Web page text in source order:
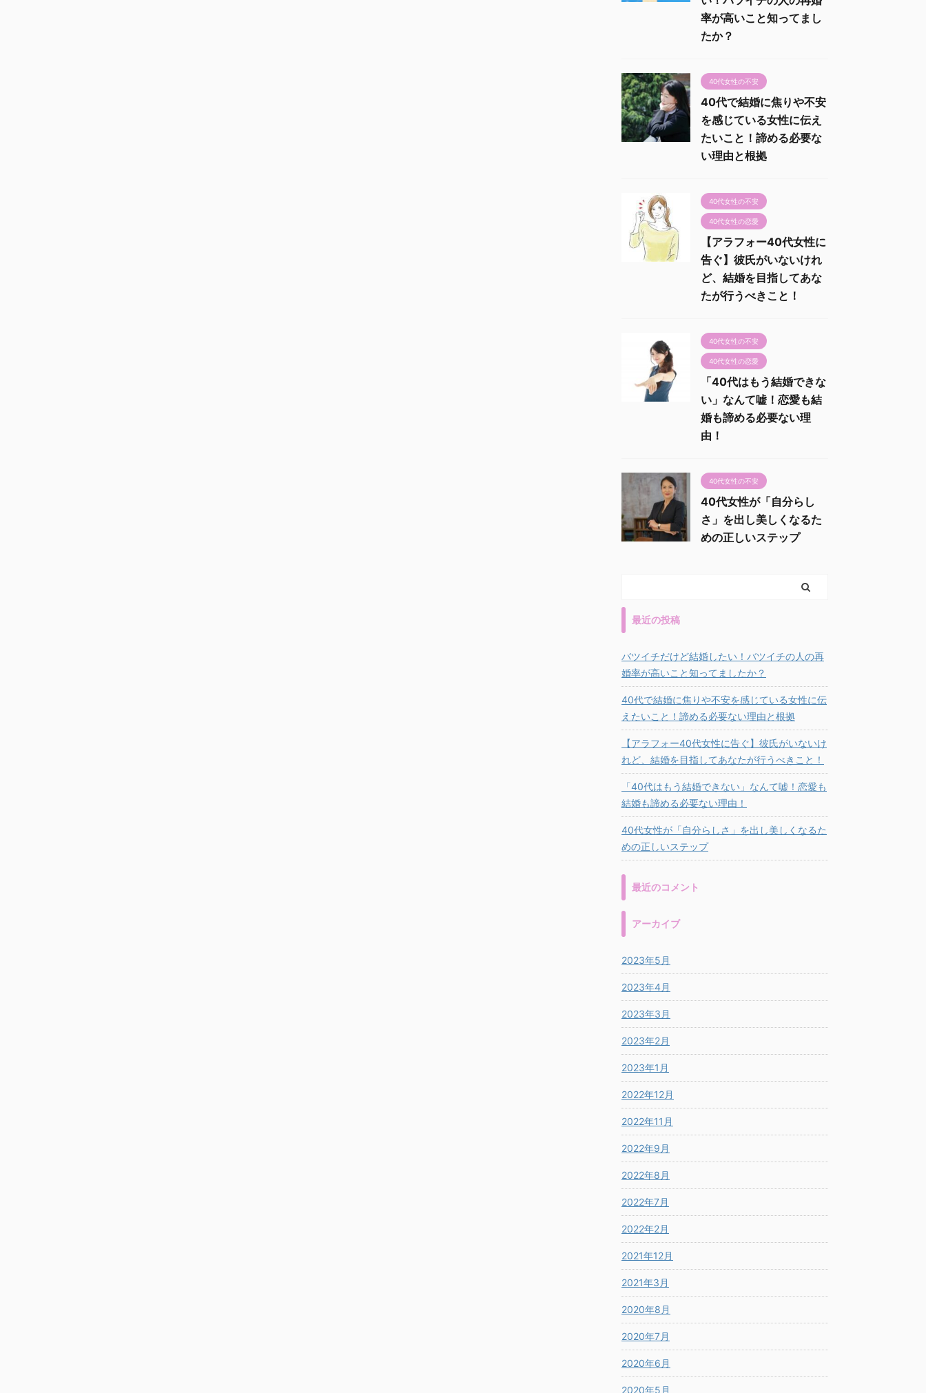
率が高いこと知ってまし
たか？
40代女性の不安
40代で結婚に焦りや不安
を感じている女性に伝え
たいこと！諦める必要な
い理由と根拠
40代女性の不安
40代女性の恋愛
【アラフォー40代女性に
告ぐ】彼氏がいないけれ
ど、結婚を目指してあな
たが行うべきこと！
40代女性の不安
40代女性の恋愛
「40代はもう結婚できな
い」なんて嘘！恋愛も結
婚も諦める必要ない理
由！
40代女性の不安
40代女性が「自分らし
さ」を出し美しくなるた
めの正しいステップ
最近の投稿
バツイチだけど結婚したい！バツイチの人の再
婚率が高いこと知ってましたか？
40代で結婚に焦りや不安を感じている女性に伝
えたいこと！諦める必要ない理由と根拠
【アラフォー40代女性に告ぐ】彼氏がいないけ
れど、結婚を目指してあなたが行うべきこと！
「40代はもう結婚できない」なんて嘘！恋愛も
結婚も諦める必要ない理由！
40代女性が「自分らしさ」を出し美しくなるた
めの正しいステップ
最近のコメント
アーカイブ
2023年5月
2023年4月
2023年3月
2023年2月
2023年1月
2022年12月
2022年11月
2022年9月
2022年8月
2022年7月
2022年2月
2021年12月
2021年3月
2020年8月
2020年7月
2020年6月
2020年5月